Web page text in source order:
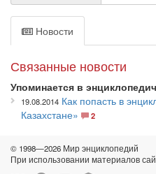
Новости
Связанные новости
Упоминается в
19.08.2014 Как попасть в
Казахстане»
2
© 1998—2026 Мир энциклопедий
При использовании материалов